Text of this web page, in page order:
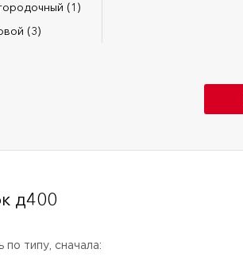
(1 )
(3)
д400
по типу, сначала: